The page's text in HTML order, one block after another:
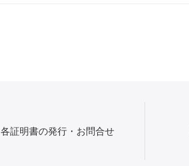
各証明書の発行・お問合せ